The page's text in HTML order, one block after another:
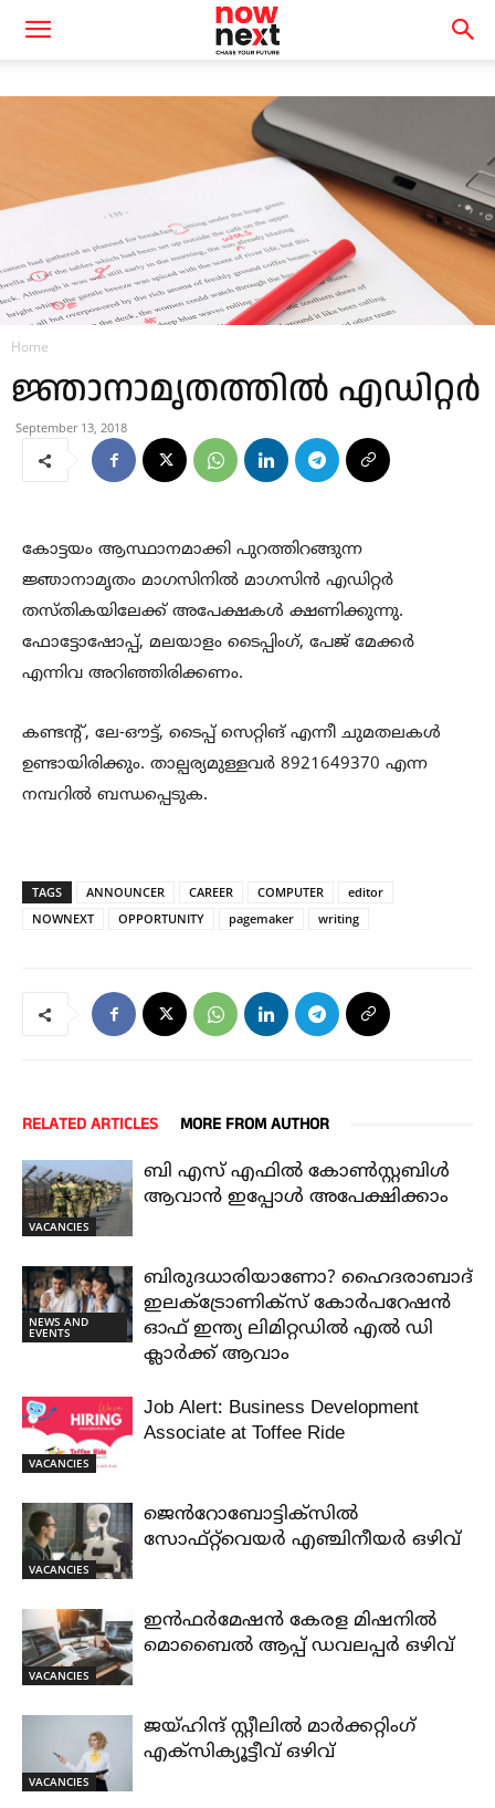
Home
ജ്ഞാനാമൃതത്തിൽ എഡിറ്റർ
September 13, 2018
കോട്ടയം ആസ്ഥാനമാക്കി പുറത്തിറങ്ങുന്ന
ജ്ഞാനാമൃതം മാഗസിനിൽ മാഗസിൻ എഡിറ്റർ
തസ്തികയിലേക്ക് അപേക്ഷകൾ ക്ഷണിക്കുന്നു.
ഫോട്ടോഷോപ്പ്, മലയാളം ടൈപ്പിംഗ്, പേജ് മേക്കർ
എന്നിവ അറിഞ്ഞിരിക്കണം.
കണ്ടന്റ്, ലേ-ഔട്ട്, ടൈപ്പ് സെറ്റിങ് എന്നീ ചുമതലകൾ
ഉണ്ടായിരിക്കും. താല്പര്യമുള്ളവർ 8921649370 എന്ന
നമ്പറിൽ ബന്ധപ്പെടുക.
TAGS ANNOUNCER CAREER COMPUTER
editor
NOWNEXT
OPPORTUNITY pagemaker writing
RELATED ARTICLES MORE FROM AUTHOR
VACANCIES
ബി എസ് എഫിൽ കോൺസ്റ്റബിൾ
ആവാൻ ഇപ്പോൾ അപേക്ഷിക്കാം
NEWS AND
EVENTS
ബിരുദധാരിയാണോ? ഹൈദരാബാദ്
ഇലക്ട്രോണിക്സ് കോർപറേഷൻ
ഓഫ് ഇന്ത്യ ലിമിറ്റഡിൽ എൽ ഡി
ക്ലാർക്ക് ആവാം
VACANCIES
Job Alert: Business Development
Associate at Toffee Ride
VACANCIES
ജെൻറോബോട്ടിക്സിൽ
സോഫ്റ്റ്‌വെയർ എഞ്ചിനീയർ ഒഴിവ്
VACANCIES
ഇൻഫർമേഷൻ കേരള മിഷനിൽ
മൊബൈൽ ആപ്പ് ഡവലപ്പർ ഒഴിവ്
VACANCIES
ജയ്‌ഹിന്ദ്‌ സ്റ്റീലിൽ മാർക്കറ്റിംഗ്
എക്സിക്യൂട്ടീവ് ഒഴിവ്